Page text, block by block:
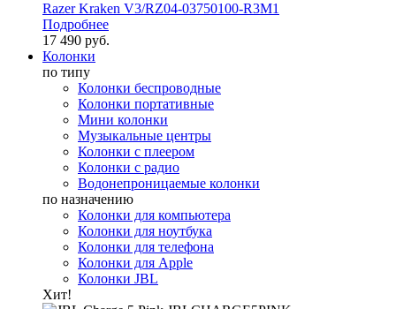
Razer Kraken V3/RZ04-03750100-R3M1
Подробнее
17 490 руб.
Колонки
по типу
Колонки беспроводные
Колонки портативные
Мини колонки
Музыкальные центры
Колонки с плеером
Колонки с радио
Водонепроницаемые колонки
по назначению
Колонки для компьютера
Колонки для ноутбука
Колонки для телефона
Колонки для Apple
Колонки JBL
Хит!